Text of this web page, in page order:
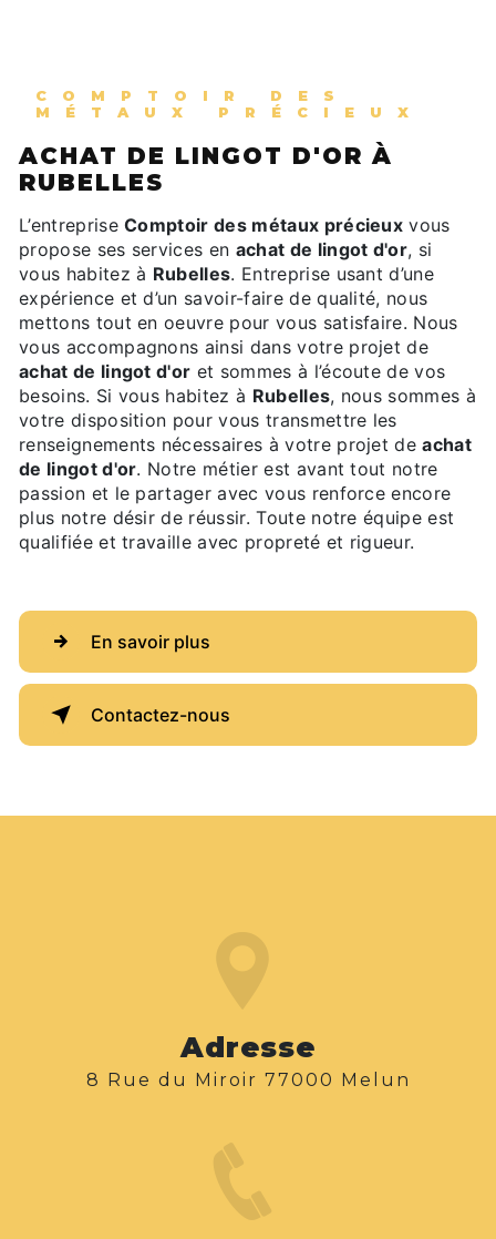
COMPTOIR DES
MÉTAUX PRÉCIEUX
ACHAT DE LINGOT D'OR À
RUBELLES
L’entrepriseComptoir des métaux précieux vous
propose ses services en achat de lingot d'or, si
vous habitez à Rubelles. Entreprise usant d’une
expérience et d’un savoir-faire de qualité, nous
mettons tout en oeuvre pour vous satisfaire. Nous
vous accompagnons ainsi dans votre projet de
achat de lingot d'or et sommes à l’écoute de vos
besoins. Si vous habitez à Rubelles, nous sommes à
votre disposition pour vous transmettre les
renseignements nécessaires à votre projet deachat
de lingot d'or. Notre métier est avant tout notre
passion et le partager avec vous renforce encore
plus notre désir de réussir. Toute notre équipe est
qualifiée et travaille avec propreté et rigueur.
En savoir plus
Contactez-nous
Adresse
8 Rue du Miroir 77000 Melun